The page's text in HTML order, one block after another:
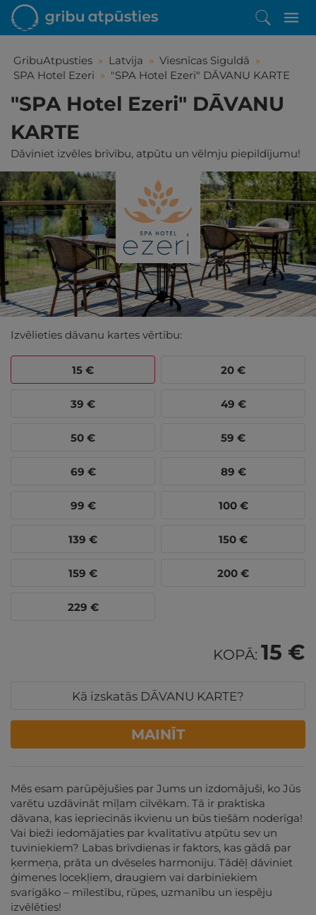
GribuAtpusties » Latvija » Viesnīcas Siguldā »
SPA Hotel Ezeri » "SPA Hotel Ezeri" DĀVANU KARTE
"SPA Hotel Ezeri" DĀVANU
KARTE
Dāviniet izvēles brīvību, atpūtu un vēlmju piepildījumu!
Izvēlieties dāvanu kartes vērtību:
15 € 20 €
39 € 49 €
50 € 59 €
69 € 89 €
99 € 100 €
139 € 150 €
159 € 200 €
229 €
KOPĀ: 15 €
Kā izskatās DĀVANU KARTE?
MAINĪT
Mēs esam parūpējušies par Jums un izdomājuši, ko Jūs
varētu uzdāvināt mīļam cilvēkam. Tā ir praktiska
dāvana, kas iepriecinās ikvienu un būs tiešām noderīga!
Vai bieži iedomājaties par kvalitatīvu atpūtu sev un
tuviniekiem? Labas brīvdienas ir faktors, kas gādā par
ķermeņa, prāta un dvēseles harmoniju. Tādēļ dāviniet
ģimenes locekļiem, draugiem vai darbiniekiem
svarīgāko – mīlestību, rūpes, uzmanību un iespēju
izvēlēties!